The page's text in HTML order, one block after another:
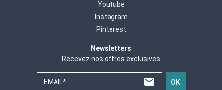
Youtube
Instagram
Pinterest
Newsletters
Recevez nos offres exclusives
EMAIL* OK